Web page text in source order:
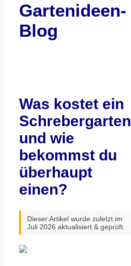
Gartenideen-
Blog
Was kostet ein
Schrebergarten
und wie
bekommst du
überhaupt
einen?
Dieser Artikel wurde zuletzt im
Juli 2026 aktualisiert & geprüft.